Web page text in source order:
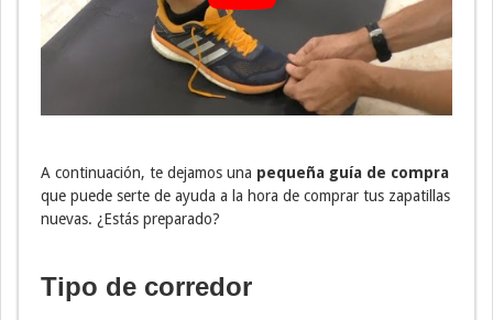
A continuación, te dejamos una pequeña guía de compra
que puede serte de ayuda a la hora de comprar tus zapatillas
nuevas. ¿Estás preparado?
Tipo de corredor